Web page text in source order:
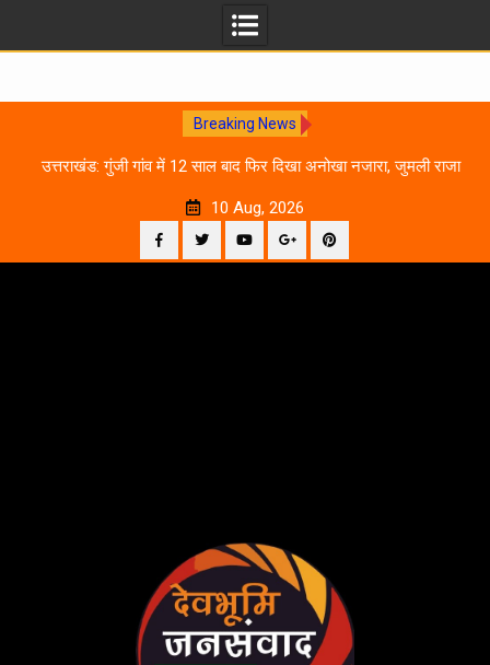
Breaking News
उत्तराखंड: गुंजी गांव में 12 साल बाद फिर दिखा अनोखा नजारा, जुमली राजा
10 Aug, 2026